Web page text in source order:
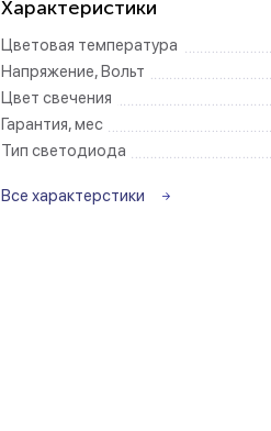
Характеристики
Цветовая температура
Напряжение, Вольт
Цвет свечения
Гарантия, мес
Тип светодиода
Все характерстики